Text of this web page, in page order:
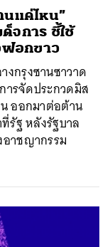
นแค่ไหน”
จการ ชี้ใช้
ฟอกขาว
งกรุงซานซาวาด
ารจัดประกวดมิส
ออกมาต่อต้าน
รัฐ หลังรัฐบาล
าชญากรรม